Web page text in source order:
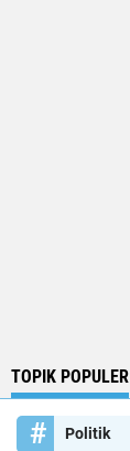
TOPIK POPULER
Politik